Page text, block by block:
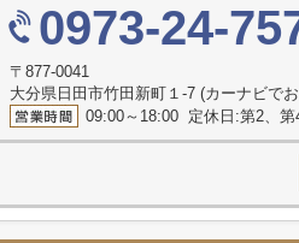
0973-24-
〒877-0041
大分県日田市竹田新町１-7 (カーナビで
09:00～18:00 定休日:第2、第